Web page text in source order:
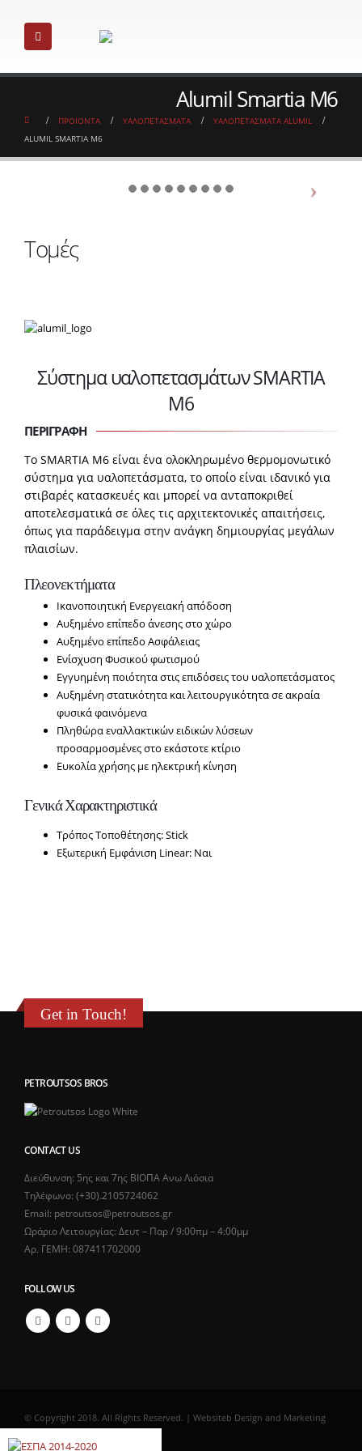
Alumil Smartia M6
ΠΡΟΙΟΝΤΑ ΥΑΛΟΠΕΤΑΣΜΑΤΑ
ΥΑΛΟΠΕΤΑΣΜΑΤΑ ALUMIL
ALUMIL SMARTIA M6
Τομές
Σύστημα υαλοπετασμάτων SMARTIA
M6
ΠΕΡΙΓΡΑΦΗ
Το SMARTIA Μ6 είναι ένα ολοκληρωµένο θερµοµονωτικό
σύστηµα για υαλοπετάσµατα, το οποίο είναι ιδανικό για
στιβαρές κατασκευές και µπορεί να ανταποκριθεί
αποτελεσµατικά σε όλες τις αρχιτεκτονικές απαιτήσεις,
όπως για παράδειγµα στην ανάγκη δηµιουργίας µεγάλων
πλαισίων.
Πλεονεκτήματα
Ικανοποιητική Ενεργειακή απόδοση
Αυξημένo επίπεδο άνεσης στο χώρο
Αυξημένo επίπεδο Ασφάλειας
Ενίσχυση Φυσικού φωτισμού
Εγγυημένη ποιότητα στις επιδόσεις του υαλοπετάσματος
Αυξημένη στατικότητα και λειτουργικότητα σε ακραία
φυσικά φαινόμενα
Πληθώρα εναλλακτικών ειδικών λύσεων
προσαρμοσμένες στο εκάστοτε κτίριο
Ευκολία χρήσης με ηλεκτρική κίνηση
Γενικά Χαρακτηριστικά
Τρόπος Τοποθέτησης: Stick
Εξωτερική Εμφάνιση Linear: Ναι
Get in Touch!
PETROUTSOS BROS
CONTACT US
Διεύθυνση: 5ης και 7ης ΒΙΟΠΑ Ανω Λιόσια
Τηλέφωνο: (+30).2105724062
Email: petroutsos@petroutsos.gr
Ωράριο Λειτουργίας: Δευτ – Παρ / 9:00πμ – 4:00μμ
Αρ. ΓΕΜΗ: 087411702000
FOLLOW US
© Copyright 2018. All Rights Reserved. | Websiteb Design and Marketing